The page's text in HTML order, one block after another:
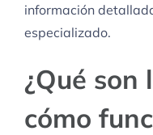
información
especializado.
¿Qué son
cómo